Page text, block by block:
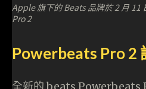
Apple 旗下的 Beats 品牌於 2 月
Pro 2
Powerbeats Pro 2